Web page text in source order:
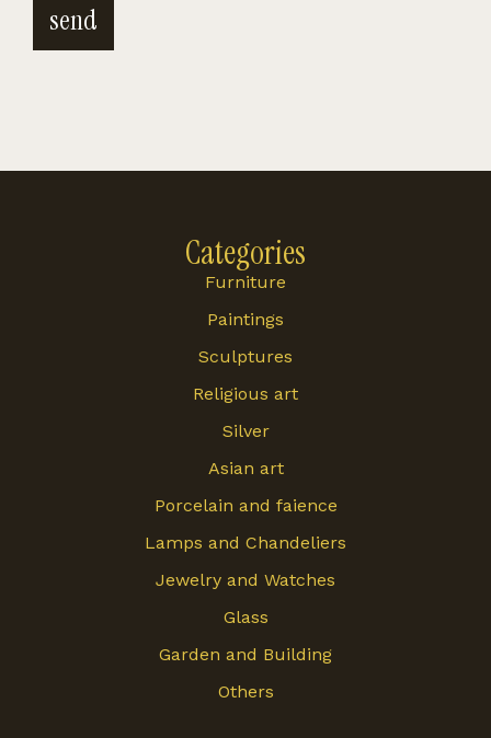
send
Categories
Furniture
Paintings
Sculptures
Religious art
Silver
Asian art
Porcelain and faience
Lamps and Chandeliers
Jewelry and Watches
Glass
Garden and Building
Others